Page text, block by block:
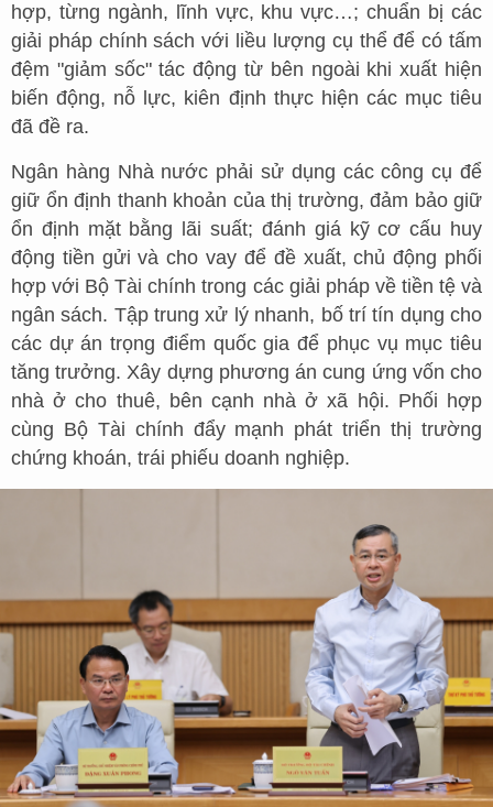
hợp, từng ngành, lĩnh vực, khu vực…; chuẩn bị các
giải pháp chính sách với liều lượng cụ thể để có tấm
đệm "giảm sốc" tác động từ bên ngoài khi xuất hiện
biến động, nỗ lực, kiên định thực hiện các mục tiêu
đã đề ra.
Ngân hàng Nhà nước phải sử dụng các công cụ để
giữ ổn định thanh khoản của thị trường, đảm bảo giữ
ổn định mặt bằng lãi suất; đánh giá kỹ cơ cấu huy
động tiền gửi và cho vay để đề xuất, chủ động phối
hợp với Bộ Tài chính trong các giải pháp về tiền tệ và
ngân sách. Tập trung xử lý nhanh, bố trí tín dụng cho
các dự án trọng điểm quốc gia để phục vụ mục tiêu
tăng trưởng. Xây dựng phương án cung ứng vốn cho
nhà ở cho thuê, bên cạnh nhà ở xã hội. Phối hợp
cùng Bộ Tài chính đẩy mạnh phát triển thị trường
chứng khoán, trái phiếu doanh nghiệp.